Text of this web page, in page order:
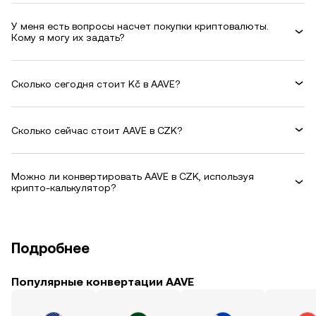
У меня есть вопросы насчет покупки криптовалюты.
Кому я могу их задать?
Сколько сегодня стоит Kč в AAVE?
Сколько сейчас стоит AAVE в CZK?
Можно ли конвертировать AAVE в CZK, используя
крипто-калькулятор?
Подробнее
Популярные конвертации AAVE